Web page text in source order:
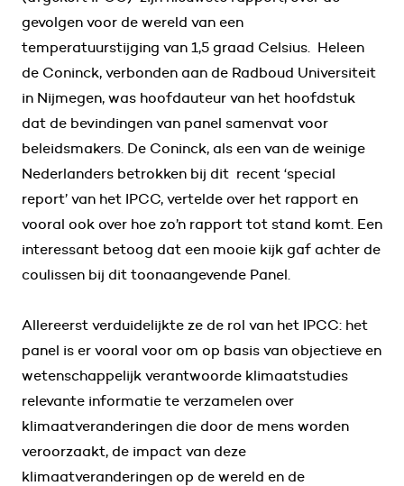
gevolgen voor de wereld van een
temperatuurstijging van 1,5 graad Celsius. Heleen
de Coninck, verbonden aan de Radboud Universiteit
in Nijmegen, was hoofdauteur van het hoofdstuk
dat de bevindingen van panel samenvat voor
beleidsmakers. De Coninck, als een van de weinige
Nederlanders betrokken bij dit recent ‘special
report’ van het IPCC, vertelde over het rapport en
vooral ook over hoe zo’n rapport tot stand komt. Een
interessant betoog dat een mooie kijk gaf achter de
coulissen bij dit toonaangevende Panel.
Allereerst verduidelijkte ze de rol van het IPCC: het
panel is er vooral voor om op basis van objectieve en
wetenschappelijk verantwoorde klimaatstudies
relevante informatie te verzamelen over
klimaatveranderingen die door de mens worden
veroorzaakt, de impact van deze
klimaatveranderingen op de wereld en de